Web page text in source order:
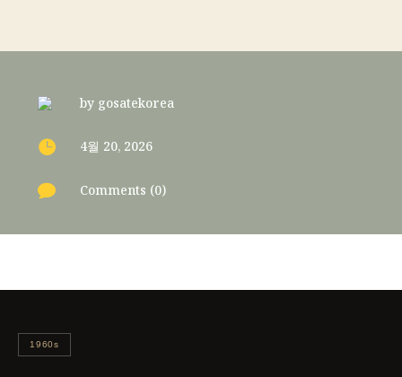
by gosatekorea
 4월 20, 2026
 Comments (0)
1960s